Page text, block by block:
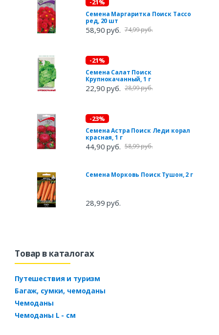
-21%
Семена Маргаритка Поиск Тассо
ред, 20 шт
58,90 руб. 74,99 руб.
-21%
Семена Салат Поиск
Крупнокачанный, 1 г
22,90 руб. 28,99 руб.
-23%
Семена Астра Поиск Леди корал
красная, 1 г
44,90 руб. 58,99 руб.
Семена Морковь Поиск Тушон, 2 г
28,99 руб.
Товар в каталогах
Путешествия и туризм
Багаж, сумки, чемоданы
Чемоданы
Чемоданы L - см